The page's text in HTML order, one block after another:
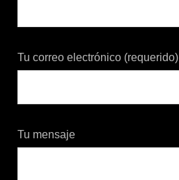
Tu correo electrónico (requerido)
Tu mensaje